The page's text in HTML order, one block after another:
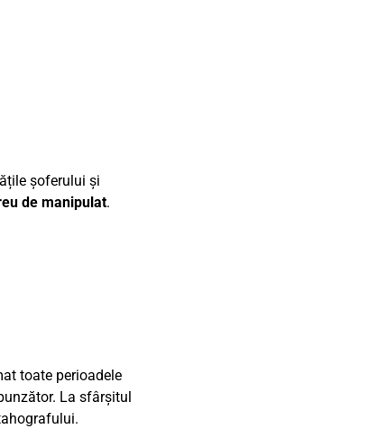
șoferului și
de manipulat.
toate perioadele
La sfârșitul